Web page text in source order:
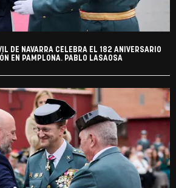
DE NAVARRA CELEBRA EL 182 ANIVERSARIO
EN PAMPLONA. PABLO LASAOSA